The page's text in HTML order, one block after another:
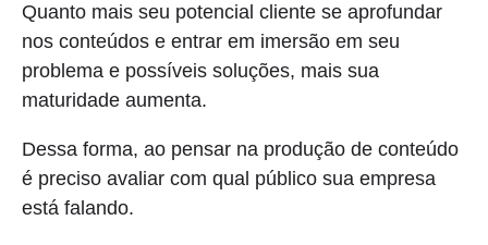
Quanto mais seu potencial cliente se aprofundar
nos conteúdos e entrar em imersão em seu
problema e possíveis soluções, mais sua
maturidade aumenta.
Dessa forma, ao pensar na produção de conteúdo
é preciso avaliar com qual público sua empresa
está falando.